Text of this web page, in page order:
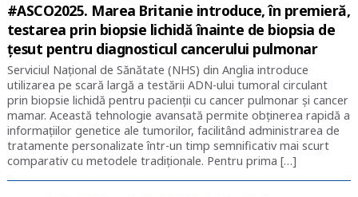
#ASCO2025. Marea Britanie introduce, în premieră,
testarea prin biopsie lichidă înainte de biopsia de
țesut pentru diagnosticul cancerului pulmonar
Serviciul Național de Sănătate (NHS) din Anglia introduce
utilizarea pe scară largă a testării ADN-ului tumoral circulant
prin biopsie lichidă pentru pacienții cu cancer pulmonar și cancer
mamar. Această tehnologie avansată permite obținerea rapidă a
informațiilor genetice ale tumorilor, facilitând administrarea de
tratamente personalizate într-un timp semnificativ mai scurt
comparativ cu metodele tradiționale. Pentru prima […]